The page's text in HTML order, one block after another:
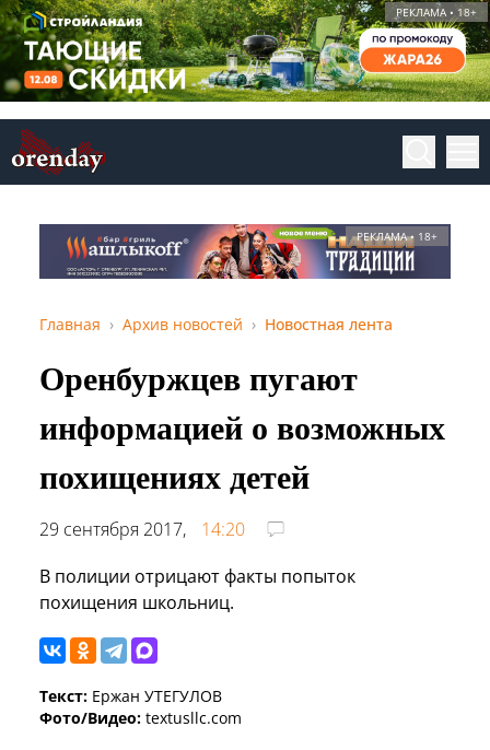
РЕКЛАМА • 18+
РЕКЛАМА • 18+
Главная Архив новостей Новостная лента
Оренбуржцев пугают
информацией о возможных
похищениях детей
29 сентября 2017,
14:20
В полиции отрицают факты попыток
похищения школьниц.
Текст: Ержан УТЕГУЛОВ
Фото/Видео: textusllc.com